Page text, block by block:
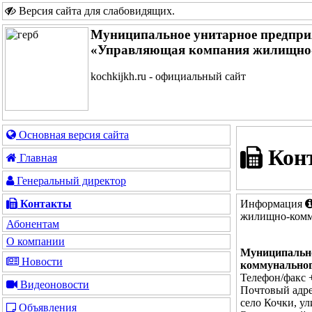
Версия сайта для слабовидящих.
Муниципальное унитарное
«Управляющая компания
kochkijkh.ru - официальный сайт
Основная версия сайта
Главная
Генеральный директор
Контакты
Абонентам
О компании
Новости
Видеоновости
Объявления
Информация
жилищно-
Телефон/факс
Почтовый
село Кочки,